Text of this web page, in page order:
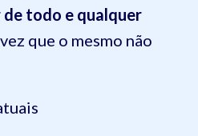
todo e qualquer
que o mesmo não